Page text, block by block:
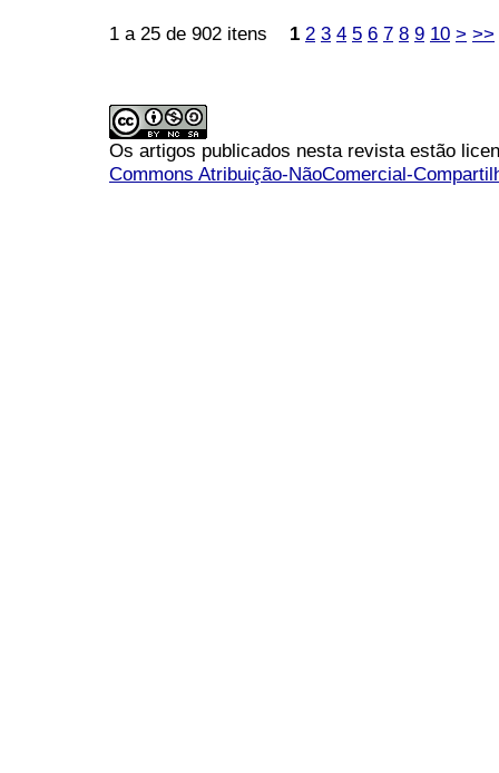
1 a 25 de 902 itens 1 2 3 4 5 6 7 8 9 10 > >>
Os artigos publicados nesta revista estão
Commons Atribuição-NãoComercial-